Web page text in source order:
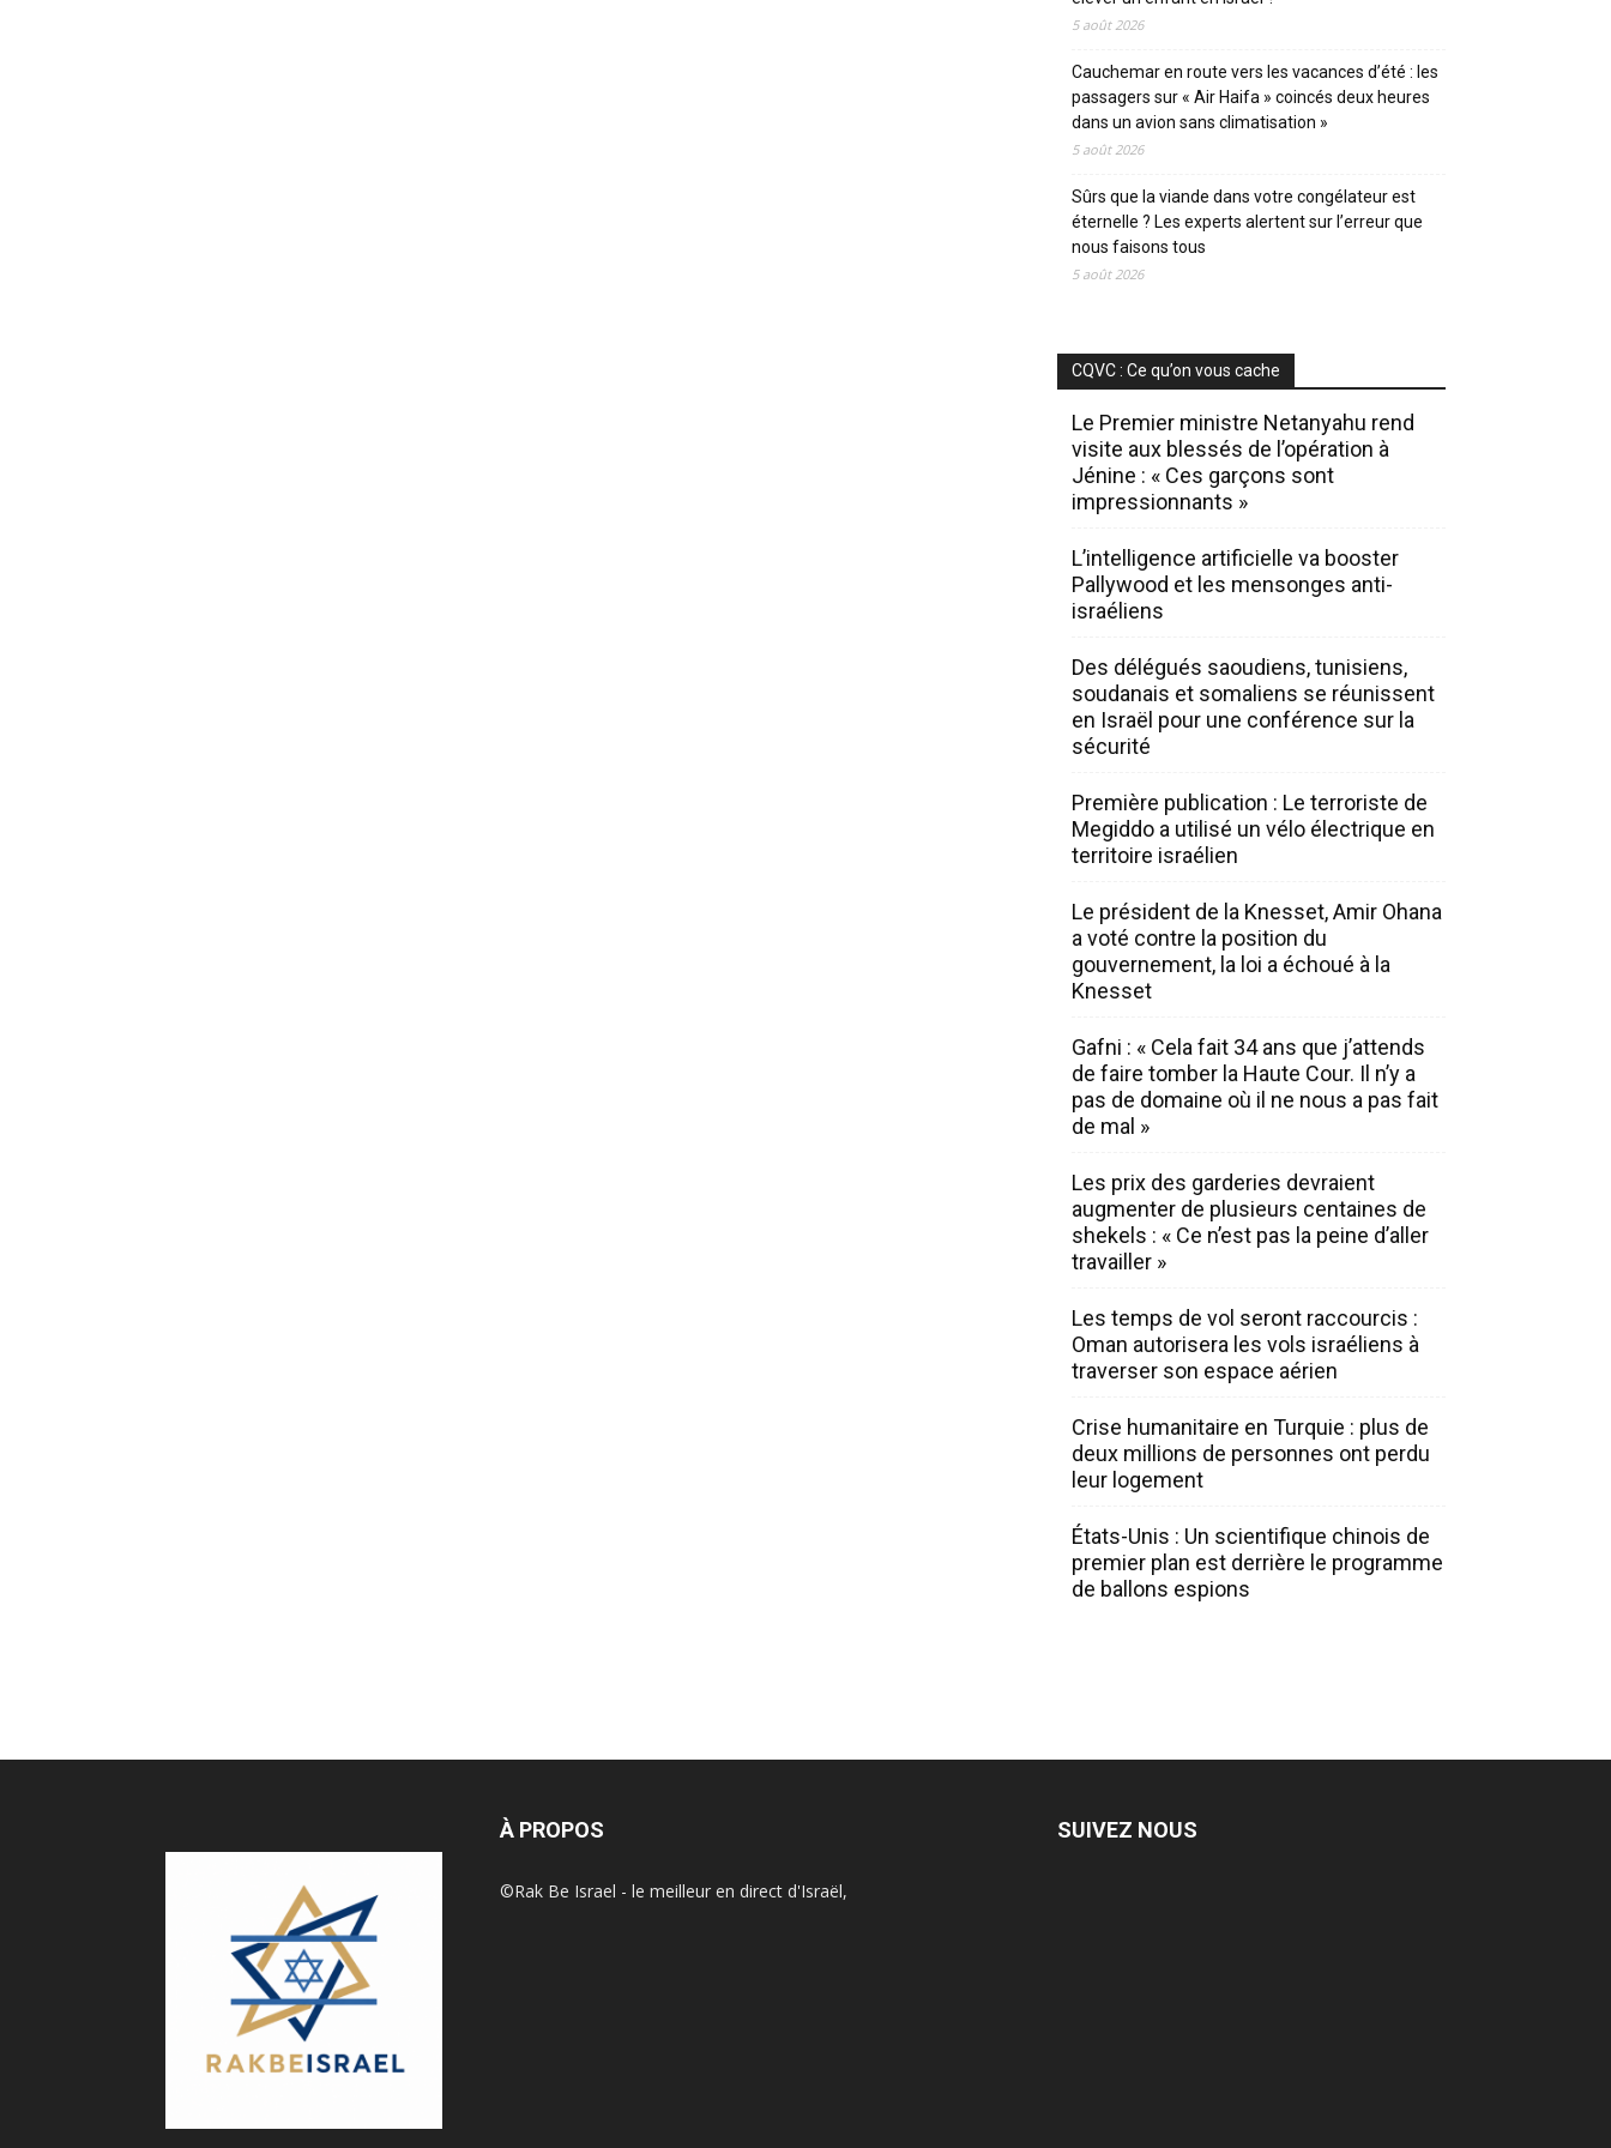
5 août 2026
Cauchemar en route vers les vacances d’été : les
passagers sur « Air Haifa » coincés deux heures
dans un avion sans climatisation »
5 août 2026
Sûrs que la viande dans votre congélateur est
éternelle ? Les experts alertent sur l’erreur que
nous faisons tous
5 août 2026
CQVC : Ce qu’on vous cache
Le Premier ministre Netanyahu rend
visite aux blessés de l’opération à
Jénine : « Ces garçons sont
impressionnants »
L’intelligence artificielle va booster
Pallywood et les mensonges anti-
israéliens
Des délégués saoudiens, tunisiens,
soudanais et somaliens se réunissent
en Israël pour une conférence sur la
sécurité
Première publication : Le terroriste de
Megiddo a utilisé un vélo électrique en
territoire israélien
Le président de la Knesset, Amir Ohana
a voté contre la position du
gouvernement, la loi a échoué à la
Knesset
Gafni : « Cela fait 34 ans que j’attends
de faire tomber la Haute Cour. Il n’y a
pas de domaine où il ne nous a pas fait
de mal »
Les prix des garderies devraient
augmenter de plusieurs centaines de
shekels : « Ce n’est pas la peine d’aller
travailler »
Les temps de vol seront raccourcis :
Oman autorisera les vols israéliens à
traverser son espace aérien
Crise humanitaire en Turquie : plus de
deux millions de personnes ont perdu
leur logement
États-Unis : Un scientifique chinois de
premier plan est derrière le programme
de ballons espions
À PROPOS
©Rak Be Israel - le meilleur en direct d'Israël,
SUIVEZ NOUS